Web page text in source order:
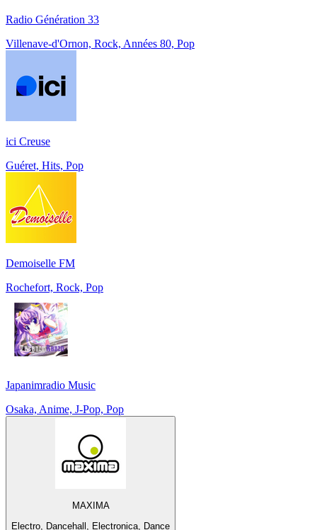
Radio Génération 33
Villenave-d'Ornon, Rock, Années 80, Pop
ici Creuse
Guéret, Hits, Pop
Demoiselle FM
Rochefort, Rock, Pop
Japanimradio Music
Osaka, Anime, J-Pop, Pop
MAXIMA
Electro, Dancehall, Electronica, Dance